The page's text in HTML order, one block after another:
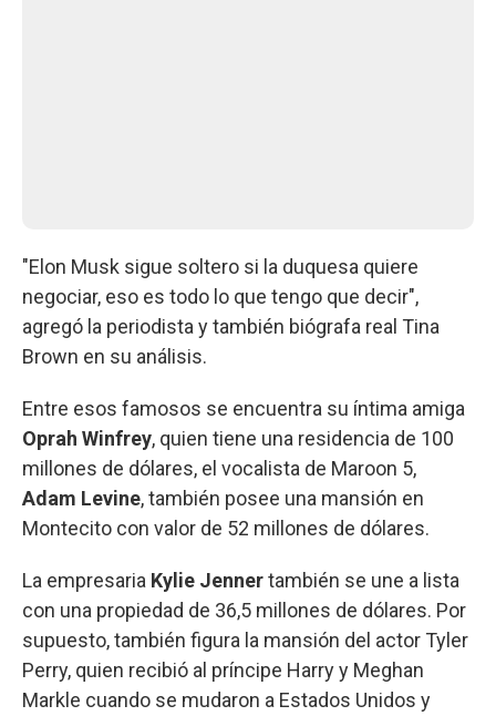
"Elon Musk sigue soltero si la duquesa quiere
negociar, eso es todo lo que tengo que decir",
agregó la periodista y también biógrafa real Tina
Brown en su análisis.
Entre esos famosos se encuentra su íntima amiga
Oprah Winfrey, quien tiene una residencia de 100
millones de dólares, el vocalista de Maroon 5,
Adam Levine, también posee una mansión en
Montecito con valor de 52 millones de dólares.
La empresaria Kylie Jennertambién se une a lista
con una propiedad de 36,5 millones de dólares. Por
supuesto, también figura la mansión del actor Tyler
Perry, quien recibió al príncipe Harry y Meghan
Markle cuando se mudaron a Estados Unidos y